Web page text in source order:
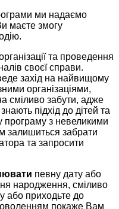
ми надаємо
маєте змогу
та проведення
своєї справи.
захід на найвищому
організаціями,
сміливо забути, адже
підхід до дітей та
програму з невеликими
залишиться забрати
та запросити
певну дату або
народження, сміливо
або приходьте до
покаже Вам